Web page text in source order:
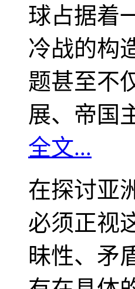
球占据着
冷战的构
题甚至不
展、帝国
全文...
在探讨亚
必须正视
昧性、矛